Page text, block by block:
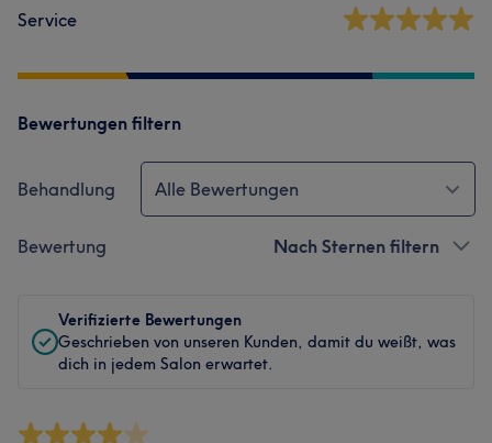
Service
Bewertungen filtern
Behandlung Alle Bewertungen
Bewertung Nach Sternen filtern
Verifizierte Bewertungen
Geschrieben von unseren Kunden, damit du weißt, was
dich in jedem Salon erwartet.